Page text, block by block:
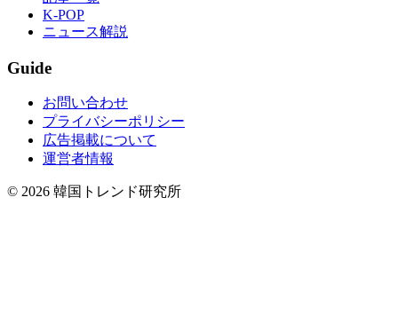
K-POP
ニュース解説
Guide
お問い合わせ
プライバシーポリシー
広告掲載について
運営者情報
© 2026 韓国トレンド研究所